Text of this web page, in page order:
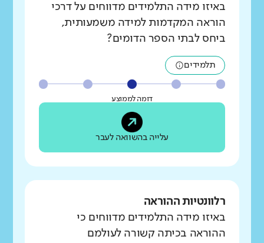
באיזו מידה התלמידים מדווחים על דרכי
הוראה המקדמות למידה משמעותית,
ביחס לבתי הספר הדומים?
תלמידים
דומה לממוצע
עלייה בהשוואה לעבר
רלוונטיות ההוראה
באיזו מידה התלמידים מדווחים כי
ההוראה בכיתה קשורה לעולמם